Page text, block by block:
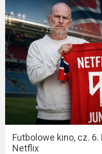
Futbolowe kino, cz.
Netflix